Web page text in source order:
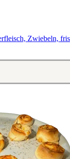
Zwiebeln,